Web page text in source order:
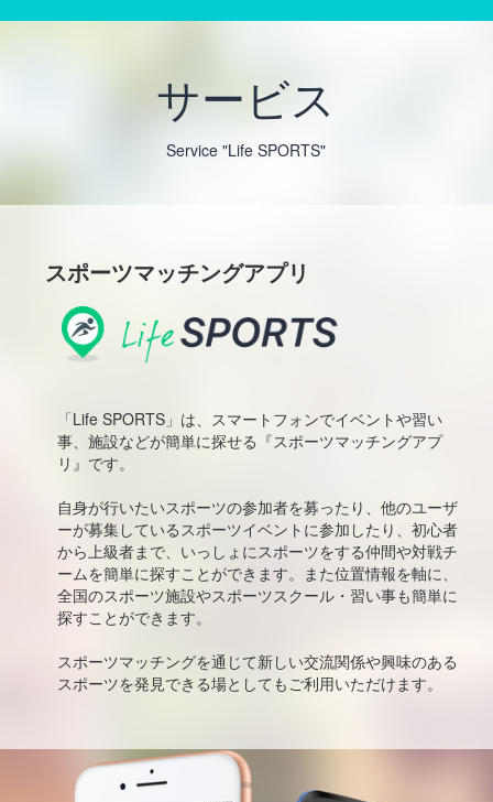
サービス
Service "Life SPORTS"
スポーツマッチングアプリ
「Life SPORTS」は、スマートフォンでイベントや習い
事、施設などが簡単に探せる『スポーツマッチングアプ
リ』です。
自身が行いたいスポーツの参加者を募ったり、他のユーザ
ーが募集しているスポーツイベントに参加したり、初心者
から上級者まで、いっしょにスポーツをする仲間や対戦チ
ームを簡単に探すことができます。また位置情報を軸に、
全国のスポーツ施設やスポーツスクール・習い事も簡単に
探すことができます。
スポーツマッチングを通じて新しい交流関係や興味のある
スポーツを発見できる場としてもご利用いただけます。